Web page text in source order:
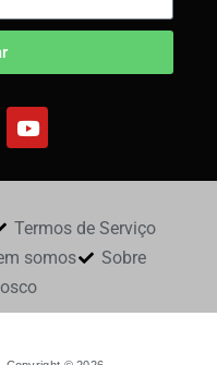
Termos de Serviço
somos
Sobre